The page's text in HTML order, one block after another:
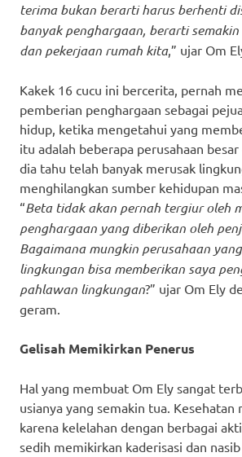
terima bukan berarti harus berhenti
banyak penghargaan, berarti
dan pekerjaan rumah kita,” ujar Om
Kakek 16 cucu ini bercerita, pernah
pemberian penghargaan sebagai
hidup, ketika mengetahui yang
itu adalah beberapa perusahaan
dia tahu telah banyak merusak
menghilangkan sumber kehidupan
“Beta tidak akan pernah tergiur oleh
penghargaan yang diberikan oleh
Bagaimana mungkin perusahaan
lingkungan bisa memberikan saya
pahlawan lingkungan?” ujar Om Ely
geram.
Gelisah Memikirkan Penerus
Hal yang membuat Om Ely sangat
usianya yang semakin tua. Kesehatan
karena kelelahan dengan berbagai
sedih memikirkan kaderisasi dan